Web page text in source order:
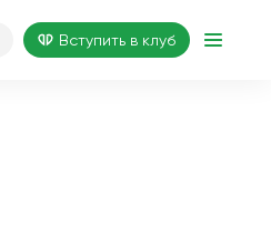
Вступить в клуб